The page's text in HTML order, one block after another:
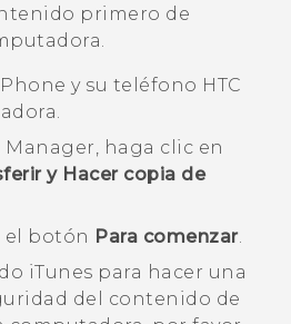
primero de
y su teléfono HTC
Manager, haga clic en
y Hacer copia de
el botón Para comenzar.
iTunes para hacer una
del contenido de